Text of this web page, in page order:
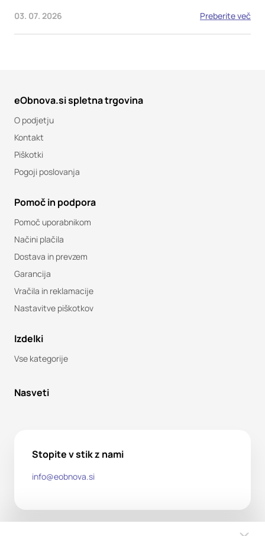
03. 07. 2026 Preberite več
eObnova.si spletna trgovina
O podjetju
Kontakt
Piškotki
Pogoji poslovanja
Pomoč in podpora
Pomoč uporabnikom
Načini plačila
Dostava in prevzem
Garancija
Vračila in reklamacije
Nastavitve piškotkov
Izdelki
Vse kategorije
Nasveti
Stopite v stik z nami
info@eobnova.si